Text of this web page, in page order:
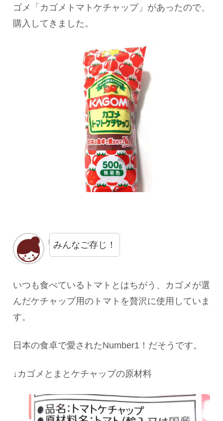
ゴメ「カゴメトマトケチャップ」があったので、
購入してきました。
みんなご存じ！
いつも食べているトマトとはちがう、カゴメが選
んだケチャップ用のトマトを贅沢に使用していま
す。
日本の食卓で愛されたNumber1！だそうです。
↓カゴメとまとケチャップの原材料